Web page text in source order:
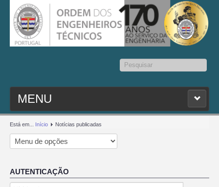
Pesquisar...
MENU
PESQ. MEMBROS
ESTATUTO
CONTACTOS
Está em... Início Notícias publicadas
AUTENTICAÇÃO